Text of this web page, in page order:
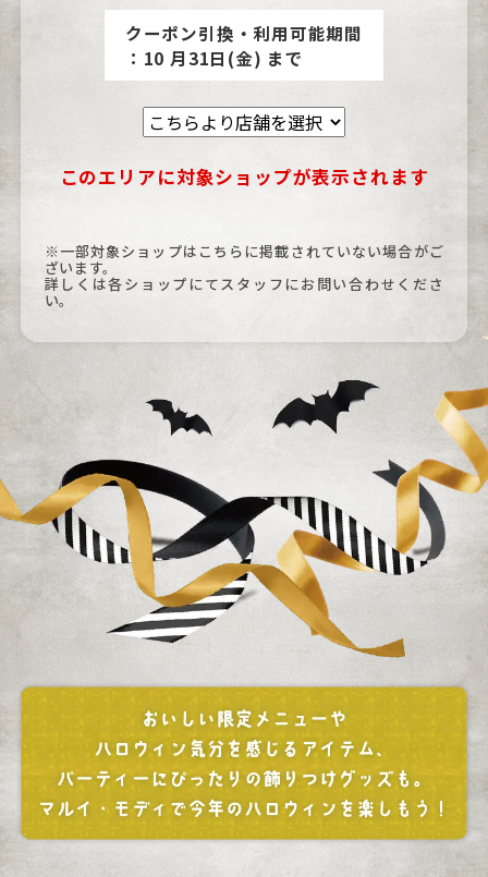
クーポン引換・利用可能期間
：10 月31日(金) まで
このエリアに対象ショップが表示されます
※一部対象ショップはこちらに掲載されていない場合がご
ざいます。
詳しくは各ショップにてスタッフにお問い合わせくださ
い。